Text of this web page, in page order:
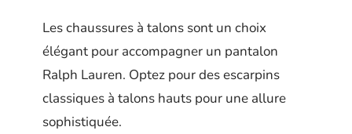
Les chaussures à talons sont un choix
élégant pour accompagner un pantalon
Ralph Lauren. Optez pour des escarpins
classiques à talons hauts pour une allure
sophistiquée.